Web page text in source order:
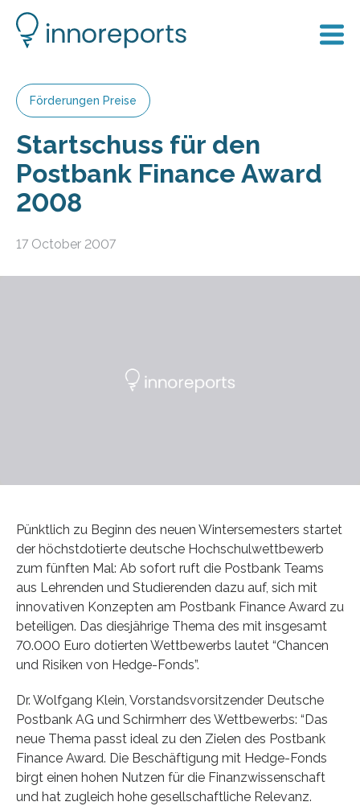
Förderungen Preise
Startschuss für den
Postbank Finance Award
2008
17 October 2007
Pünktlich zu Beginn des neuen Wintersemesters startet
der höchstdotierte deutsche Hochschulwettbewerb
zum fünften Mal: Ab sofort ruft die Postbank Teams
aus Lehrenden und Studierenden dazu auf, sich mit
innovativen Konzepten am Postbank Finance Award zu
beteiligen. Das diesjährige Thema des mit insgesamt
70.000 Euro dotierten Wettbewerbs lautet “Chancen
und Risiken von Hedge-Fonds”.
Dr. Wolfgang Klein, Vorstandsvorsitzender Deutsche
Postbank AG und Schirmherr des Wettbewerbs: “Das
neue Thema passt ideal zu den Zielen des Postbank
Finance Award. Die Beschäftigung mit Hedge-Fonds
birgt einen hohen Nutzen für die Finanzwissenschaft
und hat zugleich hohe gesellschaftliche Relevanz.